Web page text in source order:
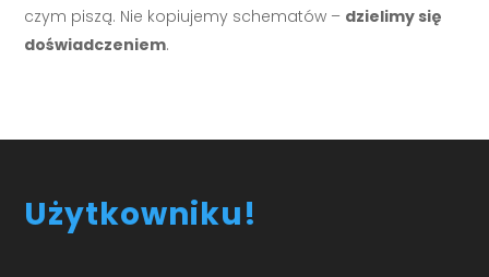
czym piszą. Nie kopiujemy schematów – dzielimy się
doświadczeniem.
Użytkowniku!